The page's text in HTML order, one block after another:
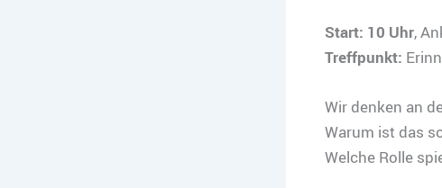
Start: 10 Uhr,
Treffpunkt:
Wir denken an
Warum ist das
Welche Rolle